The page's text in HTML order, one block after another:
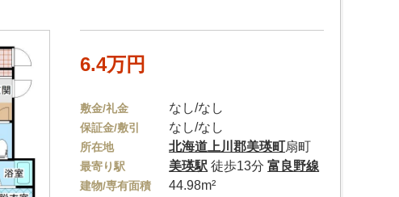
6.4万円
敷金/礼金 なし/なし
保証金/敷引 なし/なし
所在地 北海道 上川郡美瑛町扇町
最寄り駅 美瑛駅 徒歩13分富良野線
建物/専有面積 44.98m²